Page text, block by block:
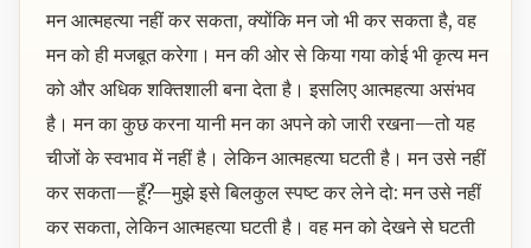
मन आत्महत्या नहीं कर सकता, क्योंकि मन जो भी कर सकता है, वह
मन को ही मजबूत करेगा। मन की ओर से किया गया कोई भी कृत्य मन
को और अधिक शक्तिशाली बना देता है। इसलिए आत्महत्या असंभव
है। मन का कुछ करना यानी मन का अपने को जारी रखना—तो यह
चीजों के स्वभाव में नहीं है। लेकिन आत्महत्या घटती है। मन उसे नहीं
कर सकता—हूँ?—मुझे इसे बिलकुल स्पष्ट कर लेने दो: मन उसे नहीं
कर सकता, लेकिन आत्महत्या घटती है। वह मन को देखने से घटती